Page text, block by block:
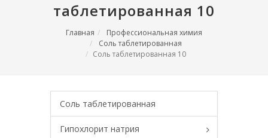
таблетированная 10
Главная
Профессиональная химия
Соль таблетированная
Соль таблетированная 10
Соль таблетированная
Гипохлорит натрия